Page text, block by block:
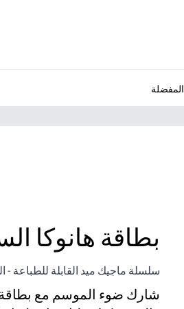
المفضلة
بطاقة هانوكا
سلسلة ماجيك ميد القابلة للطباعة -